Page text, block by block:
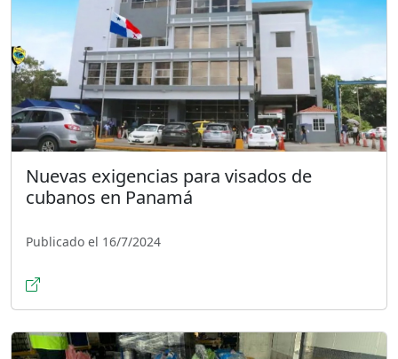
Nuevas exigencias para visados de
cubanos en Panamá
Publicado el 16/7/2024